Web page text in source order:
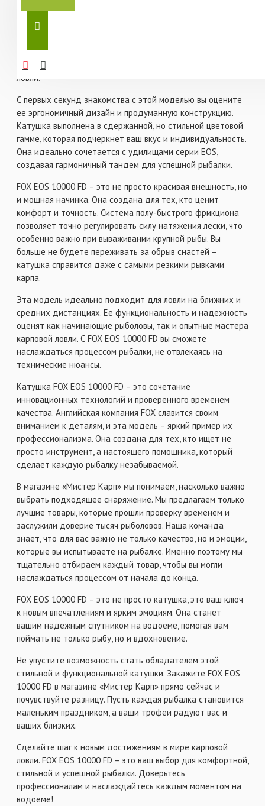
тишиной утреннего водоема, ощущая легкую вибрацию
удилища в руках. В этот момент вы понимаете, что с вами
ответственный момент. FOX EOS 10000 FD – это катушка,
которая станет вашим верным спутником в мире карповой
ловли.
С первых секунд знакомства с этой моделью вы оцените
ее эргономичный дизайн и продуманную конструкцию.
Катушка выполнена в сдержанной, но стильной цветовой
гамме, которая подчеркнет ваш вкус и индивидуальность.
Она идеально сочетается с удилищами серии EOS,
создавая гармоничный тандем для успешной рыбалки.
FOX EOS 10000 FD – это не просто красивая внешность, но
и мощная начинка. Она создана для тех, кто ценит
комфорт и точность. Система полу-быстрого фрикциона
позволяет точно регулировать силу натяжения лески, что
особенно важно при вываживании крупной рыбы. Вы
больше не будете переживать за обрыв снастей –
катушка справится даже с самыми резкими рывками
карпа.
Эта модель идеально подходит для ловли на ближних и
средних дистанциях. Ее функциональность и надежность
оценят как начинающие рыболовы, так и опытные мастера
карповой ловли. С FOX EOS 10000 FD вы сможете
наслаждаться процессом рыбалки, не отвлекаясь на
технические нюансы.
Катушка FOX EOS 10000 FD – это сочетание
инновационных технологий и проверенного временем
качества. Английская компания FOX славится своим
вниманием к деталям, и эта модель – яркий пример их
профессионализма. Она создана для тех, кто ищет не
просто инструмент, а настоящего помощника, который
сделает каждую рыбалку незабываемой.
В магазине «Мистер Карп» мы понимаем, насколько важно
выбрать подходящее снаряжение. Мы предлагаем только
лучшие товары, которые прошли проверку временем и
заслужили доверие тысяч рыболовов. Наша команда
знает, что для вас важно не только качество, но и эмоции,
которые вы испытываете на рыбалке. Именно поэтому мы
тщательно отбираем каждый товар, чтобы вы могли
наслаждаться процессом от начала до конца.
FOX EOS 10000 FD – это не просто катушка, это ваш ключ
к новым впечатлениям и ярким эмоциям. Она станет
вашим надежным спутником на водоеме, помогая вам
поймать не только рыбу, но и вдохновение.
Не упустите возможность стать обладателем этой
стильной и функциональной катушки. Закажите FOX EOS
10000 FD в магазине «Мистер Карп» прямо сейчас и
почувствуйте разницу. Пусть каждая рыбалка становится
маленьким праздником, а ваши трофеи радуют вас и
ваших близких.
Сделайте шаг к новым достижениям в мире карповой
ловли. FOX EOS 10000 FD – это ваш выбор для комфортной,
стильной и успешной рыбалки. Доверьтесь
профессионалам и наслаждайтесь каждым моментом на
водоеме!